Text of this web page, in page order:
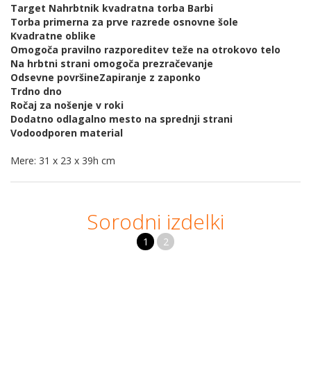
Target Nahrbtnik kvadratna torba Barbi
Torba primerna za prve razrede osnovne šole
Kvadratne oblike
Omogoča pravilno razporeditev teže na otrokovo telo
Na hrbtni strani omogoča prezračevanje
Odsevne površineZapiranje z zaponko
Trdno dno
Ročaj za nošenje v roki
Dodatno odlagalno mesto na sprednji strani
Vodoodporen material
Mere: 31 x 23 x 39h cm
Sorodni izdelki
1 2